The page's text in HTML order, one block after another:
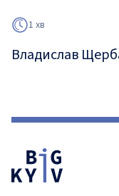
1 хв
Владислав